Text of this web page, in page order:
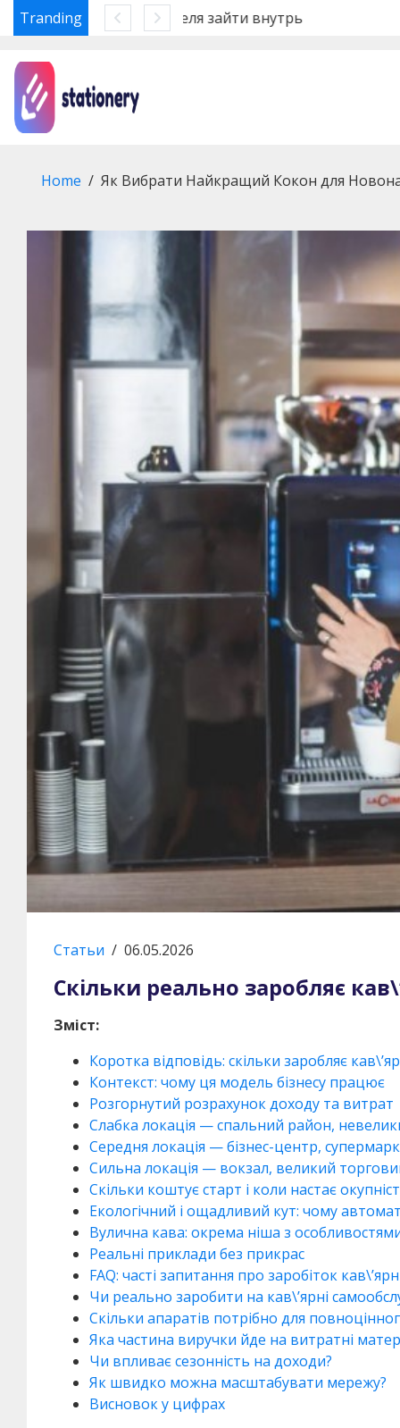
Skip
content
Tranding Ошибки системы
Home Як Вибрати Найкращий Кокон для
Статьи / 06.05.2026
Скільки реально заробляє
Зміст:
Коротка відповідь: скільки заробляє
Контекст: чому ця модель бізнесу працює
Розгорнутий розрахунок доходу та витрат
Слабка локація — спальний район,
Середня локація — бізнес-центр,
Сильна локація — вокзал, великий
Скільки коштує старт і коли настає
Екологічний і ощадливий кут: чому
Вулична кава: окрема ніша з
Реальні приклади без прикрас
FAQ: часті запитання про заробіток
Чи реально заробити на кав\’ярні
Скільки апаратів потрібно для
Яка частина виручки йде на витратні
Чи впливає сезонність на доходи?
Як швидко можна масштабувати мережу?
Висновок у цифрах